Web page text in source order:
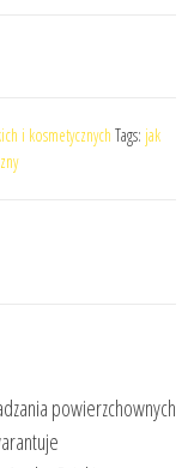
i kosmetycznych Tags: jak
powierzchownych